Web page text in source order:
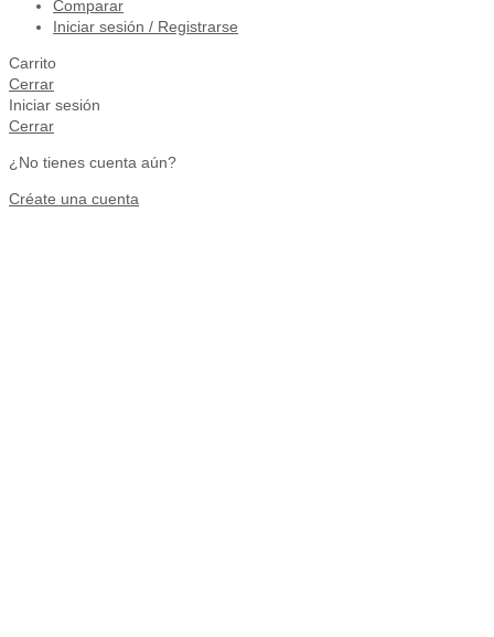
Comparar
Iniciar sesión / Registrarse
Carrito
Cerrar
Iniciar sesión
Cerrar
¿No tienes cuenta aún?
Créate una cuenta